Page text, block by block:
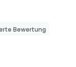
Bewertung